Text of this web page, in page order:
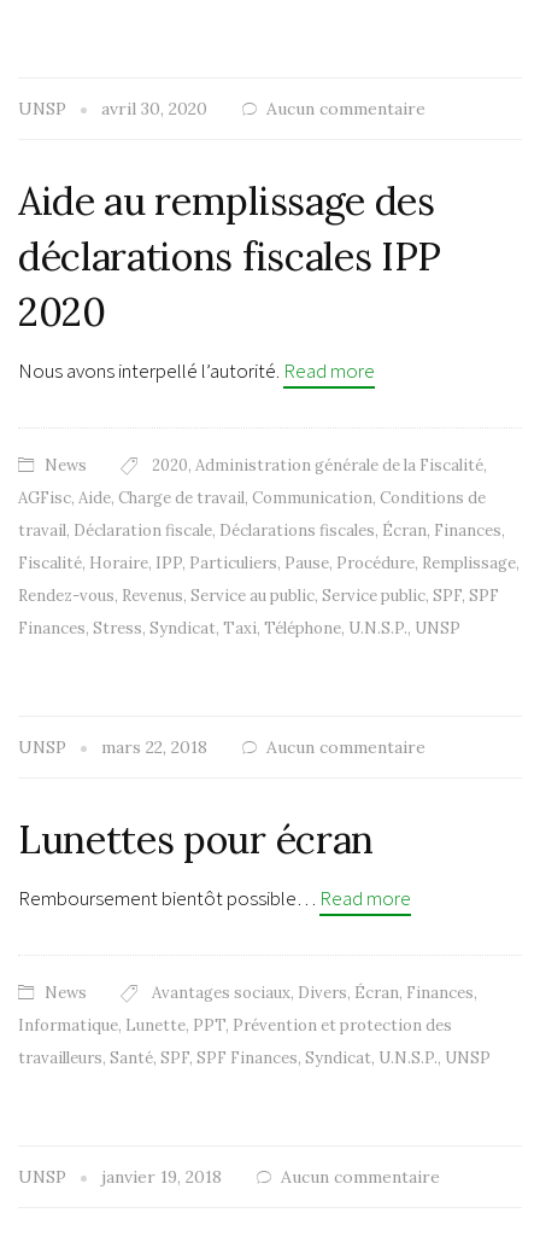
UNSP avril 30, 2020 Aucun commentaire
Aide au remplissage des
déclarations fiscales IPP
2020
Nous avons interpellé l’autorité. Read more
News 2020, Administration générale de la Fiscalité,
AGFisc, Aide, Charge de travail, Communication, Conditions de
travail, Déclaration fiscale, Déclarations fiscales, Écran, Finances,
Fiscalité, Horaire, IPP, Particuliers, Pause, Procédure, Remplissage,
Rendez-vous, Revenus, Service au public, Service public, SPF, SPF
Finances, Stress, Syndicat, Taxi, Téléphone, U.N.S.P., UNSP
UNSP mars 22, 2018 Aucun commentaire
Lunettes pour écran
Remboursement bientôt possible… Read more
News Avantages sociaux, Divers, Écran, Finances,
Informatique, Lunette, PPT, Prévention et protection des
travailleurs, Santé, SPF, SPF Finances, Syndicat, U.N.S.P., UNSP
UNSP janvier 19, 2018 Aucun commentaire